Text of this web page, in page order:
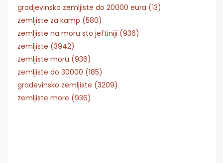
gradjevinsko zemljiste do 20000 eura (13)
zemljiste za kamp (580)
zemljiste na moru sto jeftiniji (936)
zemljiste (3942)
zemljiste moru (936)
zemljiste do 30000 (185)
gradevinsko zemljiste (3209)
zemljiste more (936)